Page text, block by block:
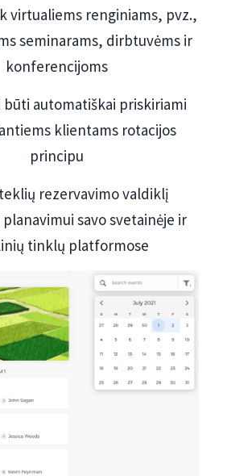
virtualiems renginiams, pvz.,
seminarams, dirbtuvėms ir
konferencijoms
būti automatiškai priskiriami
klientams rotacijos
principu
rezervavimo valdiklį
savo svetainėje ir
tinklų platformose